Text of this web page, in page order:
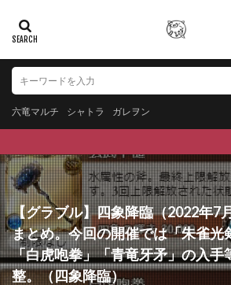
六竜マルチ シャトラ ガレヲン
【グラブル】四象降臨（2022年7
まとめ。今回の開催では「朱雀光
「白虎咆拳」「青竜牙矛」の入手
整。（四象降臨）